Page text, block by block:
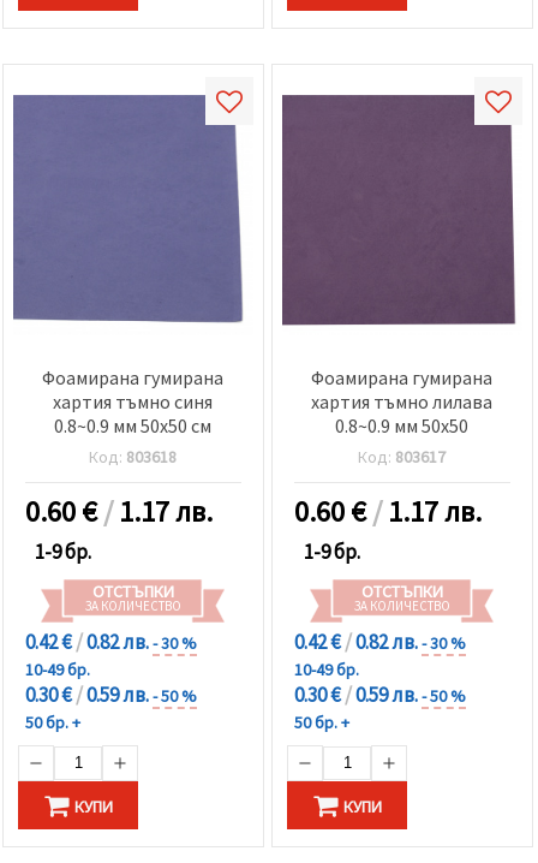
Фоамирана гумирана
хартия тъмно синя
0.8~0.9 мм 50x50 см
Код: 803618
0.60€/1.17 лв.
1-9 бр.
ОТСТЪПКИ
ЗА КОЛИЧЕСТВО
0.42 €/0.82 лв.- 30 %
10-49 бр.
0.30 €/0.59 лв.- 50 %
50 бр. +
КУПИ
Фоамирана гумирана
хартия тъмно лилава
0.8~0.9 мм 50x50
Код: 803617
0.60€/1.17 лв.
1-9 бр.
ОТСТЪПКИ
ЗА КОЛИЧЕСТВО
0.42 €/0.82 лв.- 30 %
10-49 бр.
0.30 €/0.59 лв.- 50 %
50 бр. +
КУПИ